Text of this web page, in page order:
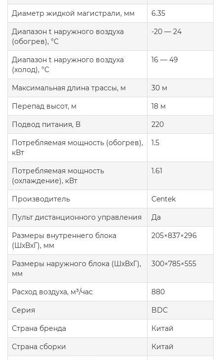
Диаметр жидкой магистрали, мм 6.35
Диапазон t наружного воздуха
(обогрев), °C
-20 — 24
Диапазон t наружного воздуха
(холод), °C
16 — 49
Максимальная длина трассы, м 30 м
Перепад высот, м 18 м
Подвод питания, В 220
Потребляемая мощность (обогрев),
кВт
1.5
Потребляемая мощность
(охлаждение), кВт
1.61
Производитель Centek
Пульт дистанционного управления Да
Размеры внутреннего блока
(ШxВxГ), мм
205×837×296
Размеры наружного блока (ШxВxГ),
мм
300×785×555
Расход воздуха, м³/час 880
Серия BDC
Страна бренда Китай
Страна сборки Китай